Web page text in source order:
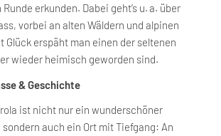
erkunden. Dabei geht’s u. a. über
vorbei an alten Wäldern und alpinen
Glück erspäht man einen der seltenen
wieder heimisch geworden sind.
& Geschichte
ist nicht nur ein wunderschöner
auch ein Ort mit Tiefgang: An